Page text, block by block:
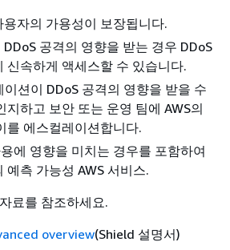
자의 가용성이 보장됩니다.
공격의 영향을 받는 경우 DDoS
신속하게 액세스할 수 있습니다.
이션이 DDoS 공격의 영향을 받을 수
지하고 보안 또는 운영 팀에 AWS의
를 에스컬레이션합니다.
에 영향을 미치는 경우를 포함하여
예측 가능성 AWS 서비스.
료를 참조하세요.
overview(Shield 설명서)